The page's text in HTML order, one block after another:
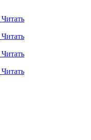
Читать
Читать
Читать
Читать